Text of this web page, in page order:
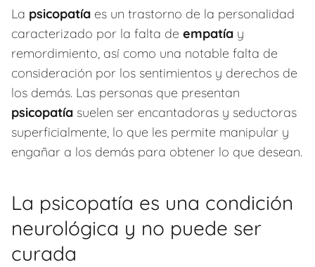
La psicopatía es un trastorno de la personalidad
caracterizado por la falta de empatía y
remordimiento, así como una notable falta de
consideración por los sentimientos y derechos de
los demás. Las personas que presentan
psicopatía suelen ser encantadoras y seductoras
superficialmente, lo que les permite manipular y
engañar a los demás para obtener lo que desean.
La psicopatía es una condición
neurológica y no puede ser
curada